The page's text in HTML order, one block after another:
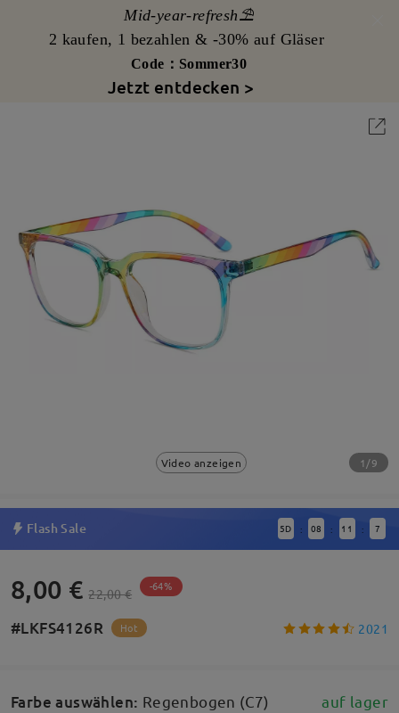
Mid-year-refresh⛱️
2 kaufen, 1 bezahlen & -30% auf Gläser
Code：Sommer30
Jetzt entdecken >
Video anzeigen 1/9
Flash Sale 5D : 08 : 11 : 6
8,00 € 22,00 € -64%
#LKFS4126R Hot 2021
Farbe auswählen: Regenbogen (C7) auf lager